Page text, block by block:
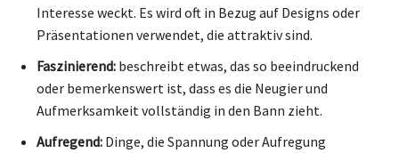
Interesse weckt. Es wird oft in Bezug auf Designs oder
Präsentationen verwendet, die attraktiv sind.
Faszinierend: beschreibt etwas, das so beeindruckend
oder bemerkenswert ist, dass es die Neugier und
Aufmerksamkeit vollständig in den Bann zieht.
Aufregend: Dinge, die Spannung oder Aufregung